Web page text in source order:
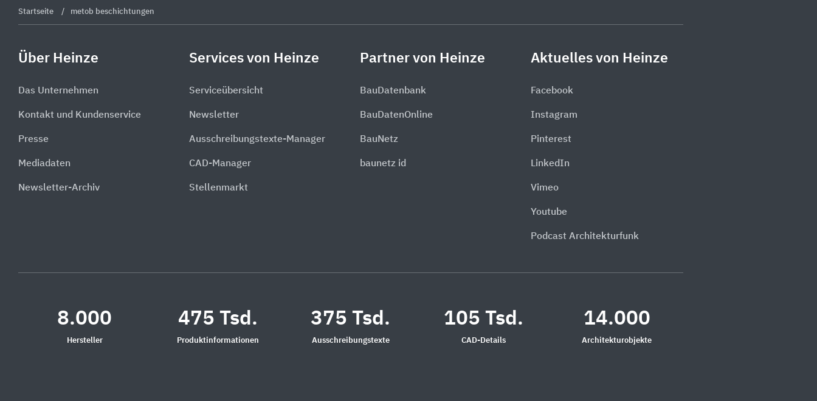
Startseite metob beschichtungen
Über Heinze
Das Unternehmen
Kontakt und Kundenservice
Presse
Mediadaten
Newsletter-Archiv
Services von Heinze
Serviceübersicht
Newsletter
Ausschreibungstexte-Manager
CAD-Manager
Stellenmarkt
Partner von Heinze
BauDatenbank
BauDatenOnline
BauNetz
baunetz id
Aktuelles von Heinze
Facebook
Instagram
Pinterest
LinkedIn
Vimeo
Youtube
Podcast Architekturfunk
8.000
Hersteller
475 Tsd.
Produktinformationen
375 Tsd.
Ausschreibungstexte
105 Tsd.
CAD-Details
14.000
Architekturobjekte